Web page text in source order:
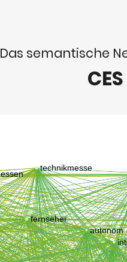
Das semantische
CES